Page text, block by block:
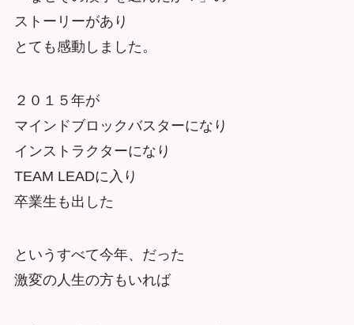
ストーリーがあり
とても感動しました。
２０１５年が
マインドブロックバスターになり
インストラクターになり
TEAM LEADに入り
卒業生も出した
というすべて今年、だった
激変の人生の方もいれば